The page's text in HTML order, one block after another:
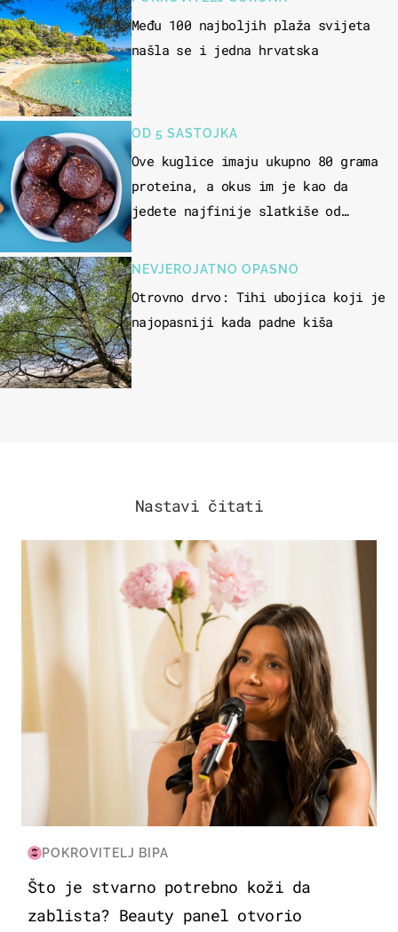
Među 100 najboljih plaža svijeta
našla se i jedna hrvatska
OD 5 SASTOJKA
Ove kuglice imaju ukupno 80 grama
proteina, a okus im je kao da
jedete najfinije slatkiše od
NEVJEROJATNO OPASNO
Otrovno drvo: Tihi ubojica koji je
najopasniji kada padne kiša
Nastavi čitati
MODA & LJEPOTA
POKROVITELJ BIPA
Što je stvarno potrebno koži da
zablista? Beauty panel otvorio